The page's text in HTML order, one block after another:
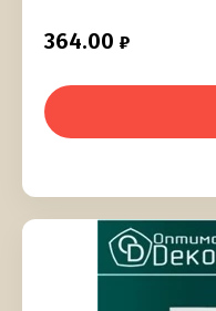
364.00